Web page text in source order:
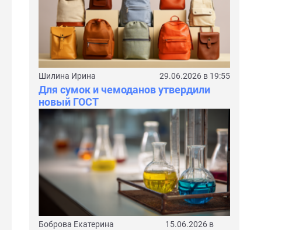
Шилина Ирина 29.06.2026 в 19:55
Для сумок и чемоданов утвердили
новый ГОСТ
Боброва Екатерина
15.06.2026 в